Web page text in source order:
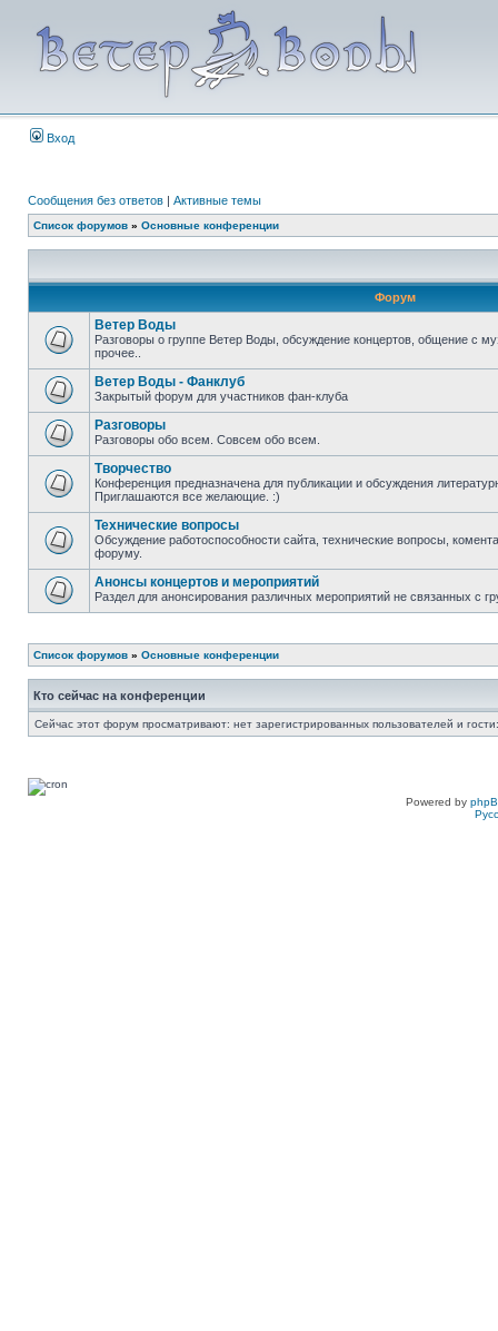
Вход
Сообщения без ответов | Активные темы
Список форумов » Основные конференции
Форум
Ветер Воды
Разговоры о группе Ветер Воды, обсуждение концертов, общение с
прочее..
Ветер Воды - Фанклуб
Закрытый форум для участников фан-клуба
Разговоры
Разговоры обо всем. Совсем обо всем.
Творчество
Конференция предназначена для публикации и обсуждения
Приглашаются все желающие. :)
Технические вопросы
Обсуждение работоспособности сайта, технические вопросы,
форуму.
Анонсы концертов и мероприятий
Раздел для анонсирования различных мероприятий не связанных с
Список форумов » Основные конференции
Кто сейчас на конференции
Сейчас этот форум просматривают: нет зарегистрированных пользователей и
Powered by